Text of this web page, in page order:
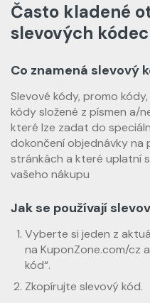
Často kladené
slevových
Co znamená slevový
Slevové kódy, promo
kódy složené z písmen a/
které lze zadat do
dokončení objednávky na
stránkách a které uplatní
vašeho nákupu
Jak se používají
Vyberte si jeden z
na KuponZone.com/cz
kód“.
Zkopírujte slevový kód.